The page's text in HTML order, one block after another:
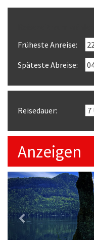
Früheste Anreise:
Späteste Abreise:
Reisedauer:
Anzeigen
Previous